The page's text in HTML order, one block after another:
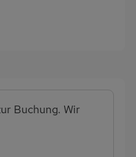
Buchung. Wir